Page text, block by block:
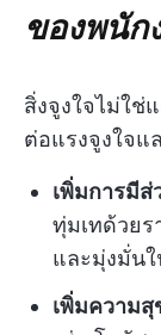
ของพนัก
สิ่งจูงใจไม่ใ
ต่อแรงจูงใจแ
เพิ่มการมี
ทุ่มเทด้วยร
และมุ่งมั่น
เพิ่มความสุ